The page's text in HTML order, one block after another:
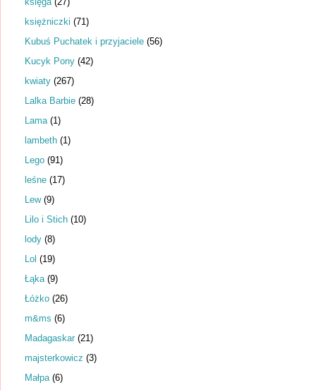
księżniczki (71)
Kubuś Puchatek i przyjaciele (56)
Kucyk Pony (42)
kwiaty (267)
Lalka Barbie (28)
Lama (1)
lambeth (1)
Lego (91)
leśne (17)
Lew (9)
Lilo i Stich (10)
lody (8)
Lol (19)
Łąka (9)
Łóżko (26)
m&ms (6)
Madagaskar (21)
majsterkowicz (3)
Małpa (6)